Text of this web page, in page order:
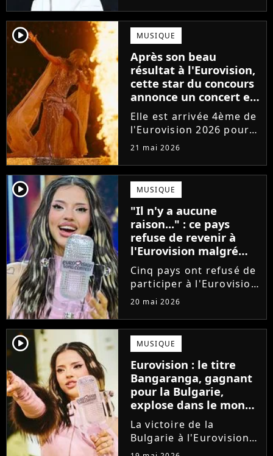
plus écoutée de la
compétition en
streaming n'est pas une
des favorites !
player2 MUSIQUE
Après son beau
résultat à l'Eurovision,
cette star du concours
annonce un concert en
France
Elle est arrivée 4ème de
l'Eurovision 2026 pour
l'Australie. Bonne
pop Delta Goodrem
sera de passage à Paris
fin juin pour une
tournée européenne
intimiste....
21 mai 2026
player2 MUSIQUE
"Il n'y a aucune
raison..." : ce pays
refuse de revenir à
l'Eurovision malgré
son nombre record de
victoires
Cinq pays ont refusé de
participer à l'Eurovision
cette année, en réaction
dans la compétition.
Détenteur du record de
victoires, l'Irlande
assure qu'elle ne
pourrait...
20 mai 2026
player2 MUSIQUE
Eurovision : le titre
Bangaranga, gagnant
pour la Bulgarie,
explose dans le monde
après la victoire de
Dara
La victoire de la
Bulgarie à l'Eurovision
porte un coup de